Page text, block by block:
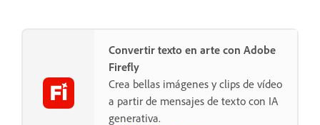
Convertir texto en arte con Adobe
Firefly
Crea bellas imágenes y clips de vídeo
a partir de mensajes de texto con IA
generativa.